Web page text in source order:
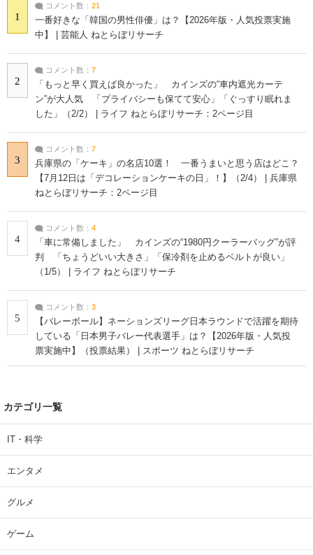
1
コメント数： 21
一番好きな「韓国の男性俳優」は？【2026年版・人気投票実施
中】 | 芸能人 ねとらぼリサーチ
2
コメント数： 7
「もっと早く買えば良かった」 カインズの“車内遮光カーテ
ン”が大人気 「プライバシーも保てて安心」「ぐっすり眠れま
した」（2/2） | ライフ ねとらぼリサーチ：2ページ目
3
コメント数： 7
兵庫県の「ケーキ」の名店10選！ 一番うまいと思う店はどこ？
【7月12日は「デコレーションケーキの日」！】（2/4） | 兵庫県
ねとらぼリサーチ：2ページ目
4
コメント数： 4
「車に常備しました」 カインズの“1980円クーラーバッグ”が評
判 「ちょうどいい大きさ」「保冷剤を止めるベルトが良い」
（1/5） | ライフ ねとらぼリサーチ
5
コメント数： 3
【バレーボール】ネーションズリーグ日本ラウンドで活躍を期待
している「日本男子バレー代表選手」は？【2026年版・人気投
票実施中】（投票結果） | スポーツ ねとらぼリサーチ
カテゴリ一覧
IT・科学
エンタメ
グルメ
ゲーム